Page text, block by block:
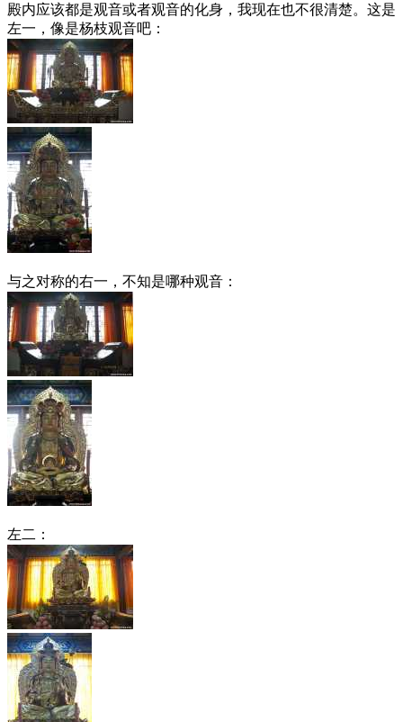
殿内应该都是观音或者观音的化身，我现在也不很清楚。这是
左一，像是杨枝观音吧：
与之对称的右一，不知是哪种观音：
左二：